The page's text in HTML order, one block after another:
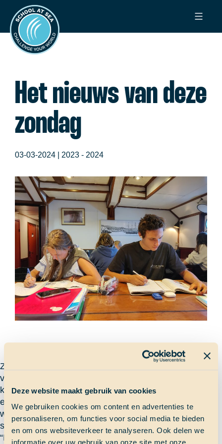
Deze website maakt gebruik van cookies
We gebruiken cookies om content en advertenties te
personaliseren, om functies voor social media te bieden
en om ons websiteverkeer te analyseren. Ook delen we
informatie over uw gebruik van onze site met onze
naar
inhoud
School
at
Sea
Het nieuws van deze
zondag
03-03-2024 | 2023 - 2024
Zoals elke zondag ontbeten we een uurtje later
vandaag, om half negen in plaats van om half acht. Dat
kwam goed van pas want de film van gisteravond was
een lange, dus we lagen er best laat in. Na de lunch
werden we allemaal naar boven geroepen voor een
salonnetje. Overal om je heen hoorde je stemmen als:
“Krijgen we de nieuwe hutindeling en de nieuwe